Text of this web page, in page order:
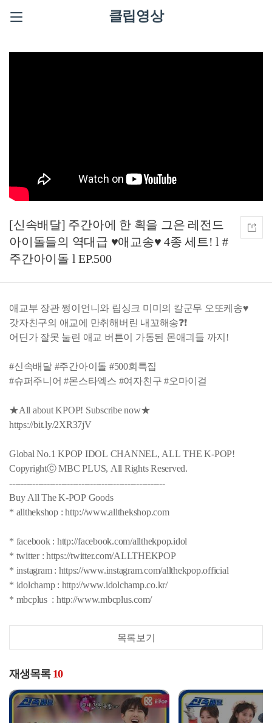
클립영상
[신속배달] 주간아에 한 획을 그은 레전드
아이돌들의 역대급 ♥애교송♥ 4종 세트!‍ l #
주간아이돌 l EP.500
애교부 장관 쩡이언니와 립싱크 미미의 칼군무 오또케송♥
갓자친구의 애교에 만취해버린 내꼬해송❓❗
어딘가 잘못 눌린 애교 버튼이 가동된 몬애긔들 까지!
#신속배달 #주간아이돌 #500회특집
#슈퍼주니어 #몬스타엑스 #여자친구 #오마이걸
★All about KPOP! Subscribe now★
https://bit.ly/2XR37jV
Global No.1 KPOP IDOL CHANNEL, ALL THE K-POP!
Copyrightⓒ MBC PLUS, All Rights Reserved.
------------------------------------------------------
Buy All The K-POP Goods
* allthekshop : http://www.allthekshop.com
* facebook : http://facebook.com/allthekpop.idol
* twitter : https://twitter.com/ALLTHEKPOP
* instagram : https://www.instagram.com/allthekpop.official
* idolchamp : http://www.idolchamp.co.kr/
* mbcplus : http://www.mbcplus.com/
목록보기
재생목록 10